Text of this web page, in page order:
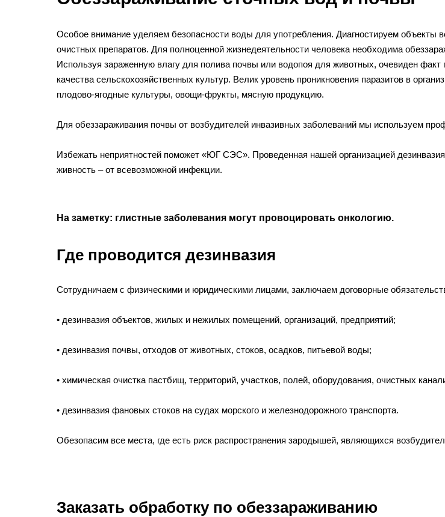
Особое внимание уделяем безопасности воды для употребления. Диагностируем
очистных препаратов. Для полноценной жизнедеятельности человека необходима
Используя зараженную влагу для полива почвы или водопоя для животных, очевиден факт
качества сельскохозяйственных культур. Велик уровень проникновения паразитов в
плодово-ягодные культуры, овощи-фрукты, мясную продукцию.
Для обеззараживания почвы от возбудителей инвазивных заболеваний мы используем
Избежать неприятностей поможет «ЮГ СЭС». Проведенная нашей организацией
живность – от всевозможной инфекции.
На заметку: глистные заболевания могут провоцировать онкологию.
Где проводится дезинвазия
Сотрудничаем с физическими и юридическими лицами, заключаем договорные
• дезинвазия объектов, жилых и нежилых помещений, организаций, предприятий;
• дезинвазия почвы, отходов от животных, стоков, осадков, питьевой воды;
• химическая очистка пастбищ, территорий, участков, полей, оборудования, очистных
• дезинвазия фановых стоков на судах морского и железнодорожного транспорта.
Обезопасим все места, где есть риск распространения зародышей, являющихся
Заказать обработку по обеззараживанию